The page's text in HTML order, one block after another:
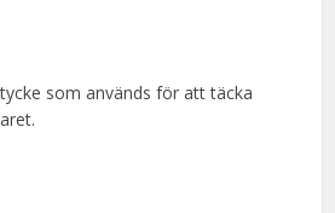
som används för att täcka